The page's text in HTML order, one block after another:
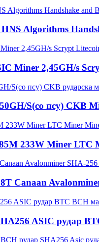
Algorithms
Miner 2,45GH/s
S(со псу) CKB
233W Miner LTC
Canaan
ASIC рудар